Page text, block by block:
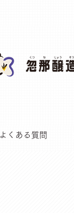
よくある質問